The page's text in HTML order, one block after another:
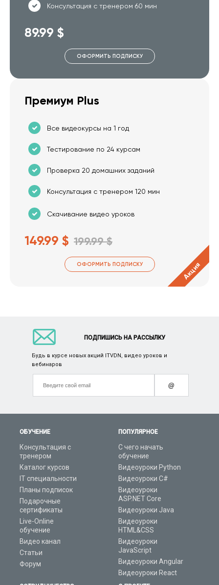
Консультация с тренером 60 мин
89.99 $
ОФОРМИТЬ ПОДПИСКУ
Премиум Plus
Все видеокурсы на 1 год
Тестирование по 24 курсам
Проверка 20 домашних заданий
Консультация с тренером 120 мин
Скачивание видео уроков
149.99 $ 199.99 $
ОФОРМИТЬ ПОДПИСКУ Акция
ОБУЧЕНИЕ
Консультация с
тренером
Каталог курсов
IT специальности
Планы подписок
Подарочные
сертификаты
Live-Online
обучение
Видео канал
Статьи
Форум
ПОПУЛЯРНОЕ
С чего начать
обучение
Видеоуроки Python
Видеоуроки C#
Видеоуроки
ASP.NET Core
Видеоуроки Java
Видеоуроки
HTML&CSS
Видеоуроки
JavaScript
Видеоуроки Angular
Видеоуроки React
ПОДПИШИСЬ НА РАССЫЛКУ
Будь в курсе новых акций ITVDN, видео уроков и
вебинаров
@